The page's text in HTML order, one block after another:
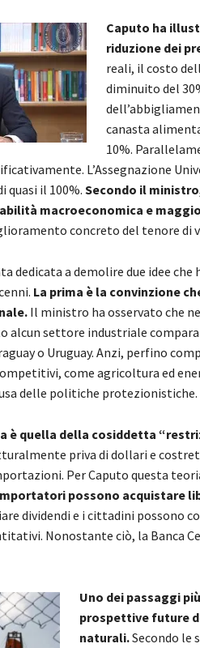
Caputo ha
riduzione dei
reali, il costo
diminuito del
canasta
10%.
L’Assegnazione
quasi il 100%.Secondo il
macroeconomica e
concreto del tenore di
dedicata a demolire due idee
La prima è la convinzione
Il ministro ha osservato che
alcun settore industriale
o Uruguay. Anzi, perfino
come agricoltura ed
delle politiche protezionistiche.
è quella della cosiddetta
priva di dollari e
Per Caputo questa
possono acquistare
dividendi e i cittadini possono
Nonostante ciò, la Banca
Uno dei passaggi
prospettive future
naturali.Secondo le